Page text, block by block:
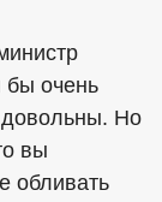
бы очень
Но
вы
обливать